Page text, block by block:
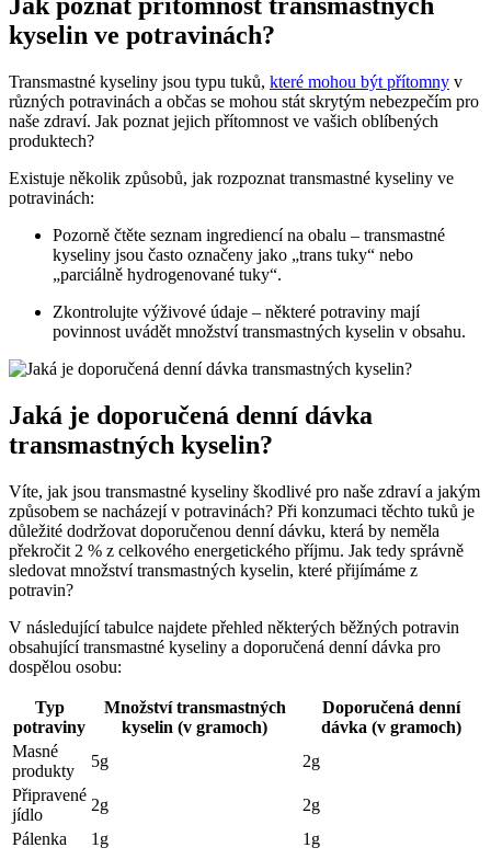
Jak poznat přítomnost transmastných
kyselin ve potravinách?
Transmastné kyseliny jsou typu tuků, které mohou být přítomny v
různých potravinách a občas se mohou stát skrytým nebezpečím pro
naše zdraví. Jak poznat jejich přítomnost ve vašich oblíbených
produktech?
Existuje několik způsobů, jak rozpoznat transmastné kyseliny ve
potravinách:
Pozorně čtěte seznam ingrediencí na obalu – transmastné
kyseliny jsou často označeny jako „trans tuky“ nebo
„parciálně hydrogenované tuky“.
Zkontrolujte výživové údaje – některé potraviny mají
povinnost uvádět množství transmastných kyselin v obsahu.
Jaká je doporučená denní dávka
transmastných kyselin?
Víte, jak jsou transmastné kyseliny škodlivé pro naše zdraví a jakým
způsobem se nacházejí v potravinách? Při konzumaci těchto tuků je
důležité dodržovat doporučenou denní dávku, která by neměla
překročit 2 % z celkového energetického příjmu. Jak tedy správně
sledovat množství transmastných kyselin, které přijímáme z
potravin?
V následující tabulce najdete přehled některých běžných potravin
obsahující transmastné kyseliny a doporučená denní dávka pro
dospělou osobu:
Typ
potraviny
Množství transmastných
kyselin (v gramoch)
Doporučená denní
dávka (v gramoch)
Masné
produkty
5g
2g
Připravené
jídlo
2g
2g
Pálenka
1g 1g